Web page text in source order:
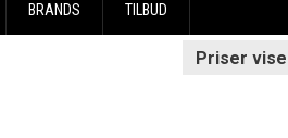
BRANDS TILBUD